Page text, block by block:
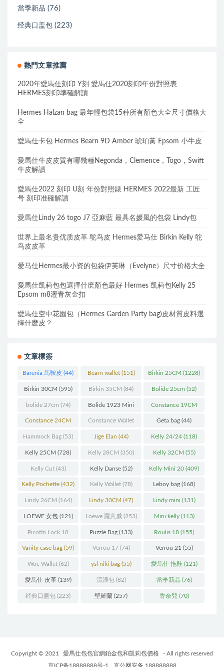
當季新品 (76)
经典口盖包 (223)
熱門文章推薦
2020年愛馬仕刻印 Y刻 愛馬仕2020刻印年份對照表
HERMES刻印準確解讀
Hermes Halzan bag 最年輕包袋15种所有顏色大全尺寸價格大
全
愛馬仕卡包 Hermes Bearn 9D Amber 琥珀黃 Epsom 小牛皮
愛馬仕牛皮皮質有哪幾種Negonda，Clemence，Togo，Swift
牛皮解讀
愛馬仕2022 刻印 U刻 年份對照錶 HERMES 2022最新 工匠
号 刻印准確解讀
愛馬仕Lindy 26 togo J7 亞麻藍 最具名媛風的包袋 Lindy包
世界上最名贵优质皮革 鸵鸟皮 Hermes爱马仕 Birkin Kelly 鸵
鸟皮皮革
爱马仕Hermes最小资的包袋伊芙琳（Evelyne）尺寸价格大全
愛馬仕凱莉包包選擇什麽顏色最好 Hermes 凱莉包Kelly 25
Epsom m8瀝青灰金扣
愛馬仕空中花園包（Hermes Garden Party bag)皮材質皮料選
擇什麽皮？
文章標簽
Barenia 馬鞍皮 (44) Bearn wallet(151) Birkin 25CM (1228)
Birkin 30CM (595) Birkin 35CM (84) Bolide 25cm (52)
bolide 27cm (74) Bolide 1923 Mini
(93)
Constance 19CM
(571)
Constance 24CM
(216)
Constance Wallet
(60)
Geta bag (44)
Hammock Bag (53) Jige Elan (44) Kelly 24/24 (118)
Kelly 25CM (728) Kelly 28CM (350) Kelly 32CM (55)
Kelly Cut(43) Kelly Danse(52) Kelly Mini 20 (409)
Kelly Pochette (432) Kelly Wallet(78) Leboy bag (168)
Lindy 26CM (164) Lindy 30CM (47) Lindy mini (131)
LOEWE 女包(121) Loewe 羅意威(253) Mini kelly(113)
Picotin Lock 18
(202)
Puzzle Bag (133) Roulis 18 (155)
Vanity case bag (59) Verrou 17(74) Verrou 21 (55)
Woc Wallet(62) ysl niki bag(55) 愛馬仕 拖鞋(121)
愛馬仕 皮革(139) 流浪包(82) 當季新品 (76)
经典口盖包 (223) 聖羅蘭 (257) 香奈兒 (70)
Copyright © 2021 愛馬仕包包官網鉑金包和凱莉包價格
- All rights reserved
京ICP备18888888号-1
京公网安备 188888888